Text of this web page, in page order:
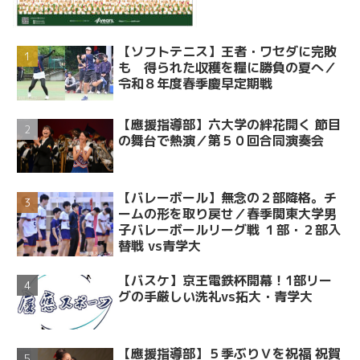
【ソフトテニス】王者・ワセダに完敗
も 得られた収穫を糧に勝負の夏へ／
令和８年度春季慶早定期戦
【應援指導部】六大学の絆花開く 節目
の舞台で熱演／第５０回合同演奏会
【バレーボール】無念の２部降格。チ
ームの形を取り戻せ／春季関東大学男
子バレーボールリーグ戦 １部・２部入
替戦 vs青学大
【バスケ】京王電鉄杯開幕！1部リー
グの手厳しい洗礼vs拓大・青学大
【應援指導部】５季ぶりＶを祝福 祝賀